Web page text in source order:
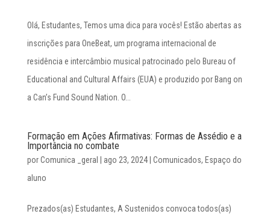
Olá, Estudantes, Temos uma dica para vocês! Estão abertas as
inscrições para OneBeat, um programa internacional de
residência e intercâmbio musical patrocinado pelo Bureau of
Educational and Cultural Affairs (EUA) e produzido por Bang on
a Can’s Fund Sound Nation. O...
Formação em Ações Afirmativas: Formas de Assédio e a
Importância no combate
porComunica _geral ago 23, 2024| Comunicados, Espaço do
aluno
Prezados(as) Estudantes, A Sustenidos convoca todos(as)